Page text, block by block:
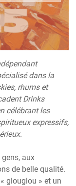
dans la
rhums et
Drinks
célébrant les
expressifs,
aux
de belle qualité.
glouglou » et un